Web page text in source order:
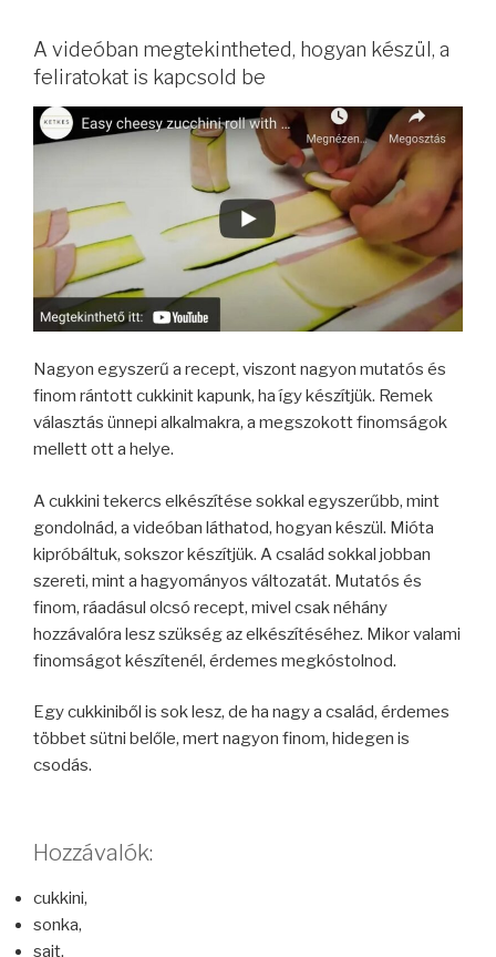
A videóban megtekintheted, hogyan készül, a
feliratokat is kapcsold be
Nagyon egyszerű a recept, viszont nagyon mutatós és
finom rántott cukkinit kapunk, ha így készítjük. Remek
választás ünnepi alkalmakra, a megszokott finomságok
mellett ott a helye.
A cukkini tekercs elkészítése sokkal egyszerűbb, mint
gondolnád, a videóban láthatod, hogyan készül. Mióta
kipróbáltuk, sokszor készítjük. A család sokkal jobban
szereti, mint a hagyományos változatát. Mutatós és
finom, ráadásul olcsó recept, mivel csak néhány
hozzávalóra lesz szükség az elkészítéséhez. Mikor valami
finomságot készítenél, érdemes megkóstolnod.
Egy cukkiniből is sok lesz, de ha nagy a család, érdemes
többet sütni belőle, mert nagyon finom, hidegen is
csodás.
Hozzávalók:
cukkini,
sonka,
sajt,